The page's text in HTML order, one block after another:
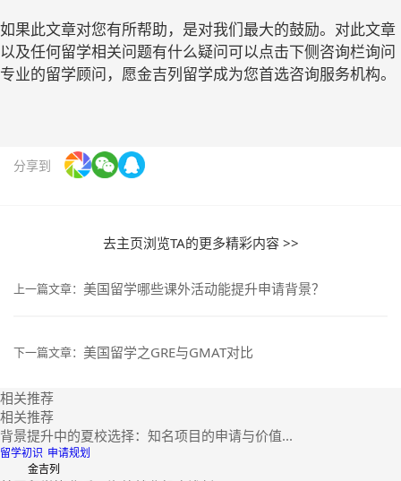
如果此文章对您有所帮助，是对我们最大的鼓励。对此文章
以及任何留学相关问题有什么疑问可以点击下侧咨询栏询问
专业的留学顾问，愿金吉列留学成为您首选咨询服务机构。
分享到
去主页浏览TA的更多精彩内容 >>
上一篇文章： 美国留学哪些课外活动能提升申请背景？
下一篇文章： 美国留学之GRE与GMAT对比
相关推荐
相关推荐
背景提升中的夏校选择：知名项目的申请与价值...
留学初识 申请规划
金吉列